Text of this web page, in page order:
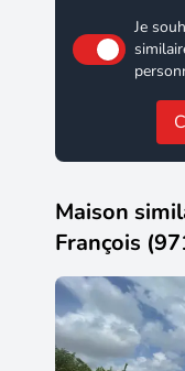
Je
Maison
François